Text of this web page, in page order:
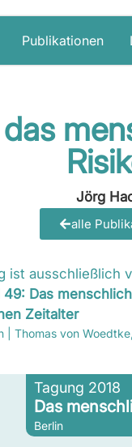
Publikationen
Jörg
alle
ist ausschließlich
49: Das
Zeitalter
| Thomas von
Tagung 2018
Das
Berlin